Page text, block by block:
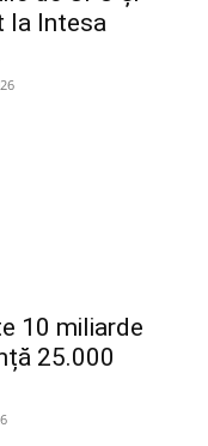
la Intesa
10 miliarde
25.000